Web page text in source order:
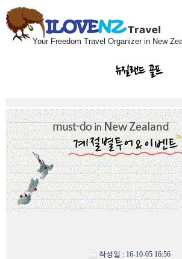
Your Freedom Travel Organizer in New
뉴질랜드 골프
작성일 : 16-10-05 16:56